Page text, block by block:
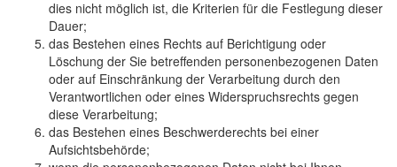
dies nicht möglich ist, die Kriterien für die Festlegung dieser
Dauer;
das Bestehen eines Rechts auf Berichtigung oder
Löschung der Sie betreffenden personenbezogenen Daten
oder auf Einschränkung der Verarbeitung durch den
Verantwortlichen oder eines Widerspruchsrechts gegen
diese Verarbeitung;
das Bestehen eines Beschwerderechts bei einer
Aufsichtsbehörde;